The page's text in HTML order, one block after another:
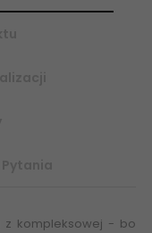
z kompleksowej - bo